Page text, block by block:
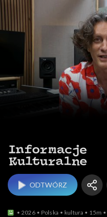
ODTWÓRZ
2026 Polska kultura 15m